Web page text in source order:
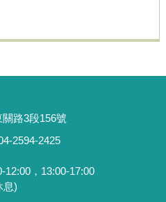
路3段156號
2594-2425
12:00，13:00-17:00
)